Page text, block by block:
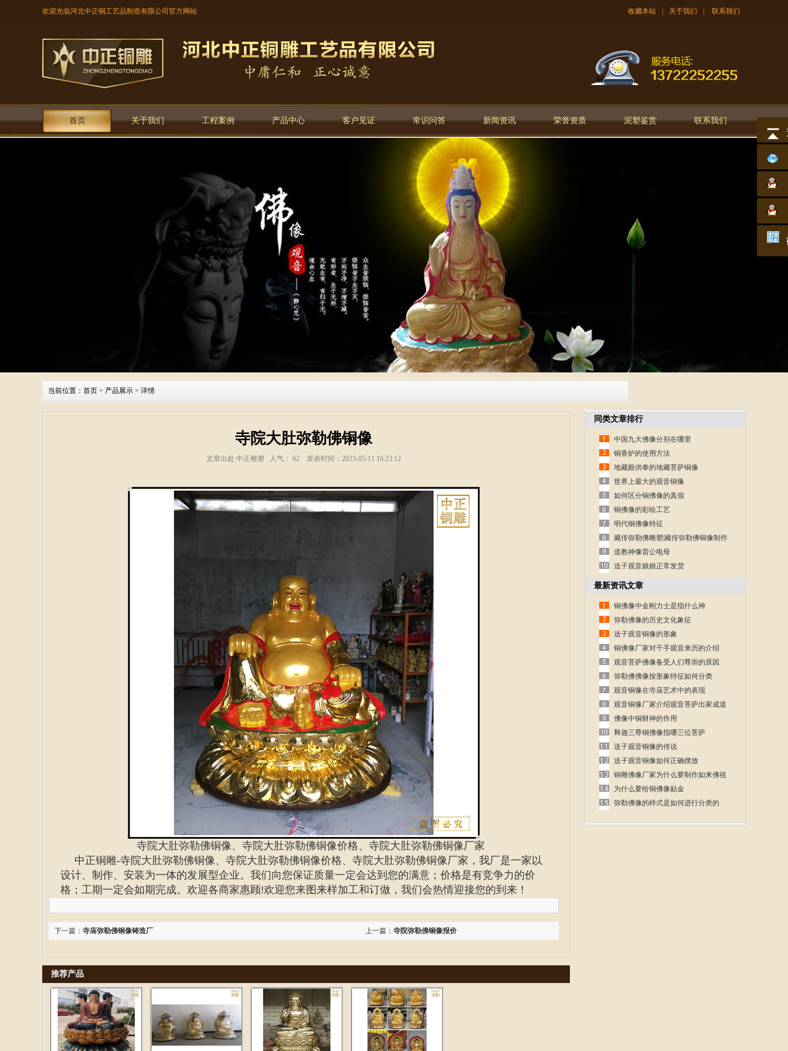
欢迎光临河北中正铜工艺品制造有限公司官方网站 收藏本站 关于我们 联系我们
首页 关于我们 工程案例 产品中心 客户见证 常识问答 新闻资讯 荣誉资质 泥塑鉴赏 联系我们
当前位置： 首页 > 产品展示 > 详情
寺院大肚弥勒佛铜像
文章出处:中正雕塑 人气： 62 发表时间：2023-05-11 16:23:12
寺院大肚弥勒佛铜像、寺院大肚弥勒佛铜像价格、寺院大肚弥勒佛铜像厂家
中正铜雕-寺院大肚弥勒佛铜像、寺院大肚弥勒佛铜像价格、寺院大肚弥勒佛铜像厂家 ，我厂是一家以
设计、制作、安装为一体的发展型企业。我们向您保证质量一定会达到您的满意；价格是有竞争力的价
格；工期一定会如期完成。欢迎各商家惠顾!欢迎您来图来样加工和订做，我们会热情迎接您的到来！
上一篇： 寺院弥勒佛铜像报价
下一篇： 寺庙弥勒佛铜像铸造厂
推荐产品
同类文章排行
中国九大佛像分别在哪里
铜香炉的使用方法
地藏殿供奉的地藏菩萨铜像
世界上最大的观音铜像
如何区分铜佛像的真假
铜佛像的彩绘工艺
明代铜佛像特征
藏传弥勒佛雕塑|藏传弥勒佛铜像制作
道教神像雷公电母
送子观音娘娘正常发货
最新资讯文章
铜佛像中金刚力士是指什么神
弥勒佛像的历史文化象征
送子观音铜像的形象
铜佛像厂家对千手观音来历的介绍
观音菩萨佛像备受人们尊崇的原因
弥勒佛佛像按形象特征如何分类
观音铜像在寺庙艺术中的表现
观音铜像厂家介绍观音菩萨出家成道
的故事
佛像中铜财神的作用
释迦三尊铜佛像指哪三位菩萨
送子观音铜像的传说
送子观音铜像如何正确摆放
铜雕佛像厂家为什么要制作如来佛祖
呢
为什么要给铜佛像贴金
弥勒佛像的样式是如何进行分类的